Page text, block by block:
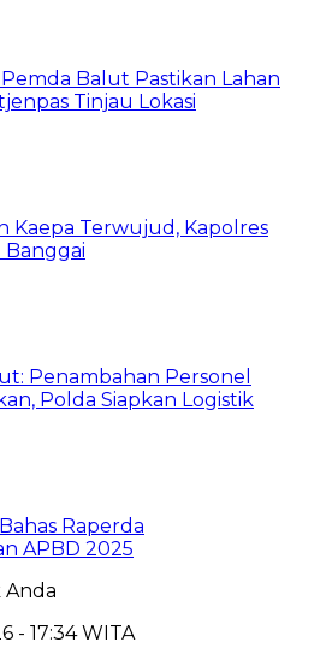
Balut Pastikan Lahan
Tinjau Lokasi
Kaepa Terwujud, Kapolres
Banggai
Penambahan Personel
Polda Siapkan Logistik
Raperda
APBD 2025
- 17:34 WITA